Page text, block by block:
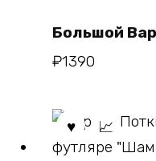
Большой
₽1390